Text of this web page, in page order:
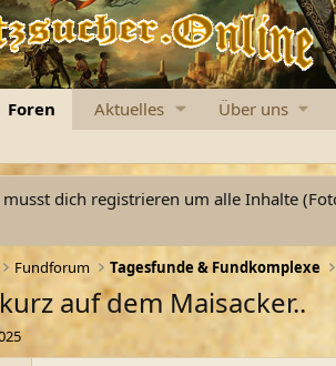
Foren Aktuelles Über uns
musst dich registrieren um alle Inhalte
Fundforum Tagesfunde & Fundkomplexe
auf dem Maisacker..